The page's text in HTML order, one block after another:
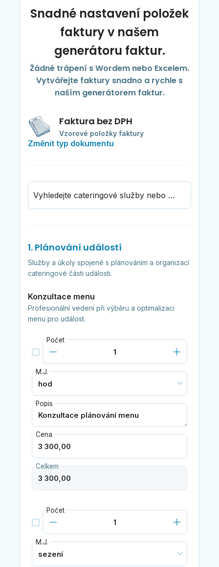
Snadné nastavení položek
faktury v našem
generátoru faktur.
Žádné trápení s Wordem nebo Excelem.
Vytvářejte faktury snadno a rychle s
naším generátorem faktur.
Faktura bez DPH
Vzorové položky faktury
Změnit typ dokumentu
Vyhledejte cateringové služby nebo vybavení
1. Plánování událostí
Služby a úkoly spojené s plánováním a organizací
cateringové části události.
Konzultace menu
Profesionální vedení při výběru a optimalizaci
menu pro událost.
Počet
M.J.
Popis
Cena
Celkem
Počet
M.J.